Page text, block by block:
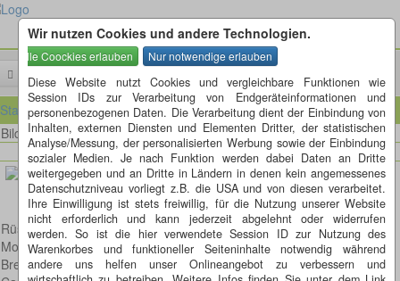
Wir nutzen Cookies und andere Technologien.
Diese Website nutzt Cookies und vergleichbare Funktionen wie
Session IDs zur Verarbeitung von Endgeräteinformationen und
personenbezogenen Daten. Die Verarbeitung dient der Einbindung von
Inhalten, externen Diensten und Elementen Dritter, der statistischen
Analyse/Messung, der personalisierten Werbung sowie der Einbindung
sozialer Medien. Je nach Funktion werden dabei Daten an Dritte
weitergegeben und an Dritte in Ländern in denen kein angemessenes
Datenschutzniveau vorliegt z.B. die USA und von diesen verarbeitet.
Ihre Einwilligung ist stets freiwillig, für die Nutzung unserer Website
nicht erforderlich und kann jederzeit abgelehnt oder widerrufen
werden. So ist die hier verwendete Session ID zur Nutzung des
Warenkorbes und funktioneller Seiteninhalte notwendig während
andere uns helfen unser Onlineangebot zu verbessern und
Startseite
Bild 52 von 215Bilder
Rüsselkäfer bei der Paarung
Model: Canon EOS 6D
Brennweite: 100mm